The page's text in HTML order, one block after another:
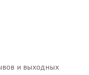
и выходных